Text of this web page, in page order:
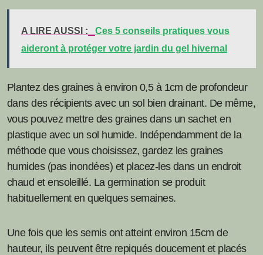
A LIRE AUSSI :
Ces 5 conseils pratiques vous
aideront à protéger votre jardin du gel hivernal
Plantez des graines à environ 0,5 à 1cm de profondeur
dans des récipients avec un sol bien drainant. De même,
vous pouvez mettre des graines dans un sachet en
plastique avec un sol humide. Indépendamment de la
méthode que vous choisissez, gardez les graines
humides (pas inondées) et placez-les dans un endroit
chaud et ensoleillé. La germination se produit
habituellement en quelques semaines.
Une fois que les semis ont atteint environ 15cm de
hauteur, ils peuvent être repiqués doucement et placés